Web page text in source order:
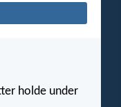
holde under